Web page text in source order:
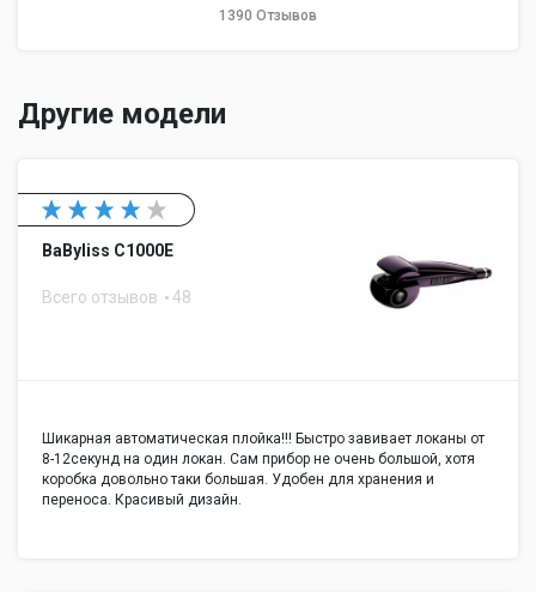
1390 Отзывов
Другие модели
BaByliss C1000E
Всего отзывов 48
Шикарная автоматическая плойка!!! Быстро завивает локаны от
8-12секунд на один локан. Сам прибор не очень большой, хотя
коробка довольно таки большая. Удобен для хранения и
переноса. Красивый дизайн.